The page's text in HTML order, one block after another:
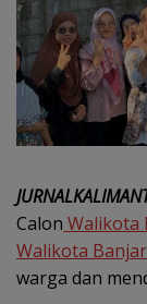
Calon Walikota
Walikota
warga dan